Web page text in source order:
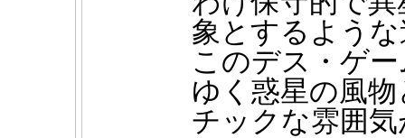
象とするよう
このデス・ゲ
ゆく惑星の風
チックな雰囲